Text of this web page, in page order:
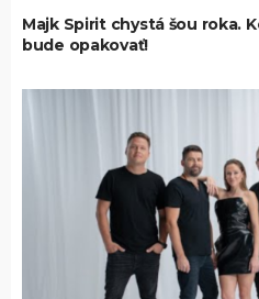
Majk Spirit chystá šou roka.
bude opakovať!